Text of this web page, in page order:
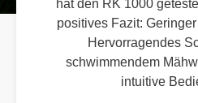
hat den RK 1000
positives Fazit:
Hervorragendes
schwimmendem
intuitive